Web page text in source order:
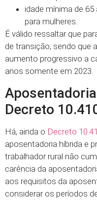
idade mínima de
para mulheres.
É válido ressaltar que
de transição, sendo que
aumento progressivo a
anos somente em 2023.
Decreto
Há, ainda o Decreto
aposentadoria híbrida e
trabalhador rural não
carência da
aos requisitos da
considerar os períodos